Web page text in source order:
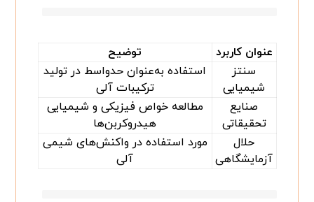
عنوان کاربرد
توضیح
سنتز
شیمیایی
استفاده به‌عنوان حدواسط در تولید
ترکیبات آلی
صنایع
تحقیقاتی
مطالعه خواص فیزیکی و شیمیایی
هیدروکربن‌ها
حلال
آزمایشگاهی
مورد استفاده در واکنش‌های شیمی
آلی